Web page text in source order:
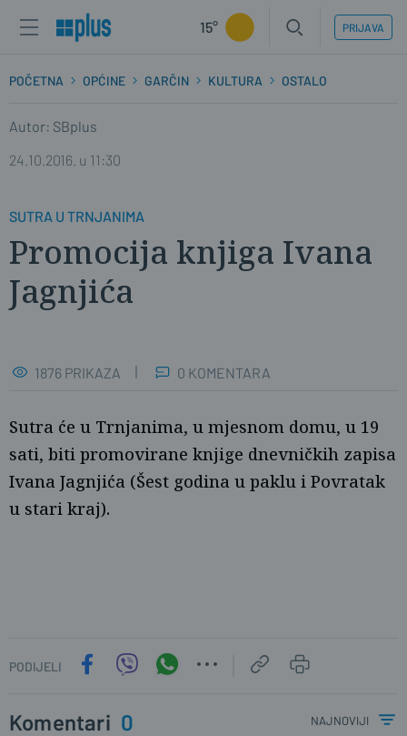
15° PRIJAVA
POČETNA OPĆINE GARČIN KULTURA OSTALO
Autor: SBplus
24.10.2016. u 11:30
SUTRA U TRNJANIMA
Promocija knjiga Ivana
Jagnjića
1876 PRIKAZA 0 KOMENTARA
Sutra će u Trnjanima, u mjesnom domu, u 19
sati, biti promovirane knjige dnevničkih zapisa
Ivana Jagnjića (Šest godina u paklu i Povratak
u stari kraj).
PODIJELI
Komentari 0 najnoviji